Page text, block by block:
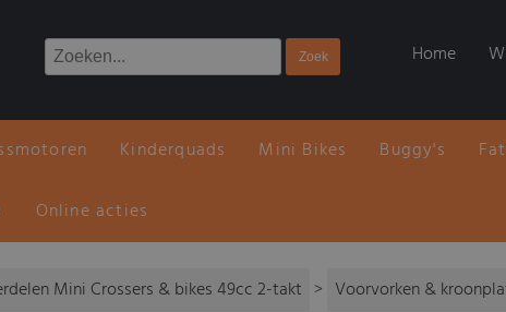
Home
Kinderquads Mini Bikes Buggy's
Online acties
Mini Crossers & bikes 49cc 2-takt > Voorvorken &